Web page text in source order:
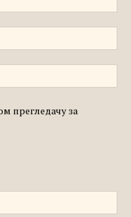
прегледачу за